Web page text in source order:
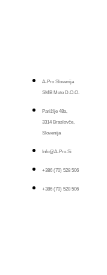
A-Pro Slovenija
SMB Moto D.o.o.
Parižlje 48a,
3314 Braslovče,
Slovenija
Info@a-Pro.si
+386 (70) 528 506
+386 (70) 528 506